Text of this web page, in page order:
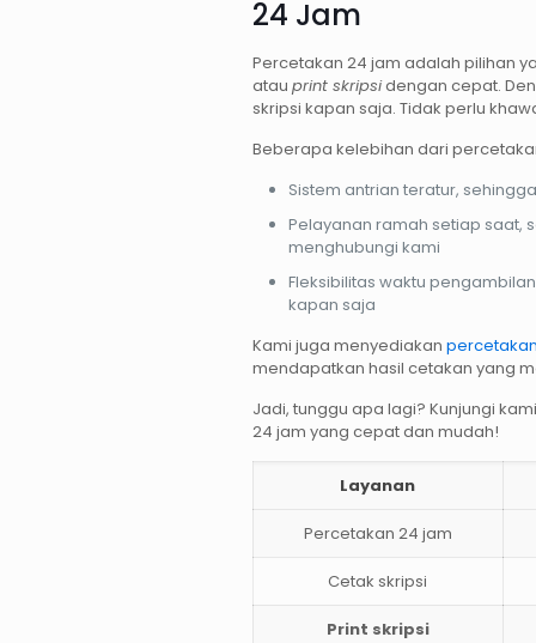
24 Jam
Percetakan 24 jam adalah pilihan
atau print skripsidengan cepat.
skripsi kapan saja. Tidak perlu
Beberapa kelebihan dari
Sistem antrian teratur,
Pelayanan ramah setiap saat,
menghubungi kami
Fleksibilitas waktu
kapan saja
Kami juga menyediakan
mendapatkan hasil cetakan yang
Jadi, tunggu apa lagi? Kunjungi
24 jam yang cepat dan mudah!
Layanan
Percetakan 24 jam
Cetak skripsi
Print skripsi